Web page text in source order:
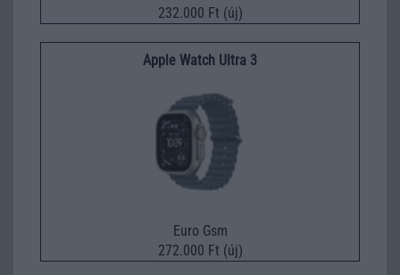
232.000 Ft (új)
Apple Watch Ultra 3
Euro Gsm
272.000 Ft (új)